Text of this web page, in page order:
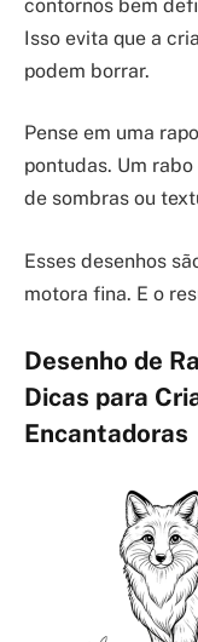
contornos bem
Isso evita que a
podem borrar.
Pense em uma
pontudas. Um
de sombras ou
Esses desenhos
motora fina. E o
Desenho de
Dicas para
Encantadoras